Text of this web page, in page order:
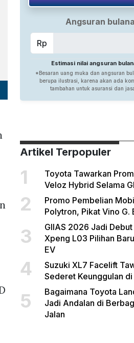
Artikel Terpopuler
1
Toyota Tawarkan
Veloz Hybrid Selama
2
Promo Pembelian
Polytron, Pikat Vino G.
3
GIIAS 2026 Jadi
Xpeng L03 Pilihan
EV
4
Suzuki XL7 Facelift
Sederet Keunggulan
5
Bagaimana Toyota
Jadi Andalan di
Jalan